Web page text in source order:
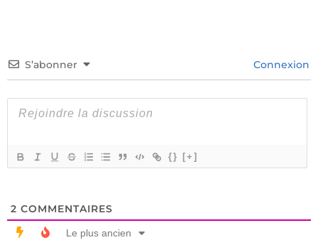
S’abonner Connexion
{} [+]
2 COMMENTAIRES
Le plus ancien